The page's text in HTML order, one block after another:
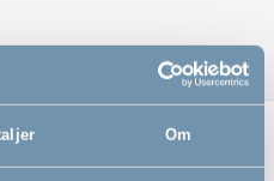
Om
produkter